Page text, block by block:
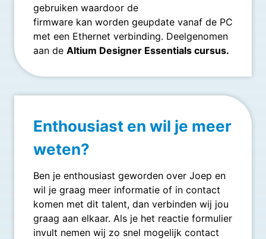
gebruiken waardoor de
firmware kan worden geupdate vanaf de PC
met een Ethernet verbinding. Deelgenomen
aan de Altium Designer Essentials cursus.
Enthousiast en wil je meer
weten?
Ben je enthousiast geworden over Joep en
wil je graag meer informatie of in contact
komen met dit talent, dan verbinden wij jou
graag aan elkaar. Als je het reactie formulier
invult nemen wij zo snel mogelijk contact